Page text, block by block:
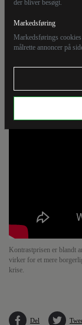
der bliver besøgt.
Markedsføring
Markedsførings
målrette annoncer på
Alex
kampagnen,
Kontrastprisen er blandt
virker for et mere
krise.
Del